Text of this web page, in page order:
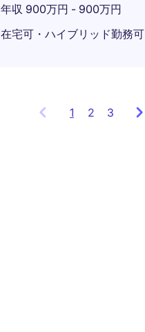
年収 900万円 - 900万円
在宅可・ハイブリッド勤務可
1 Showing
2 3